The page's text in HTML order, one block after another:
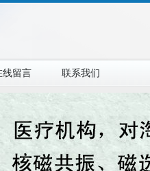
线留言 联系我们